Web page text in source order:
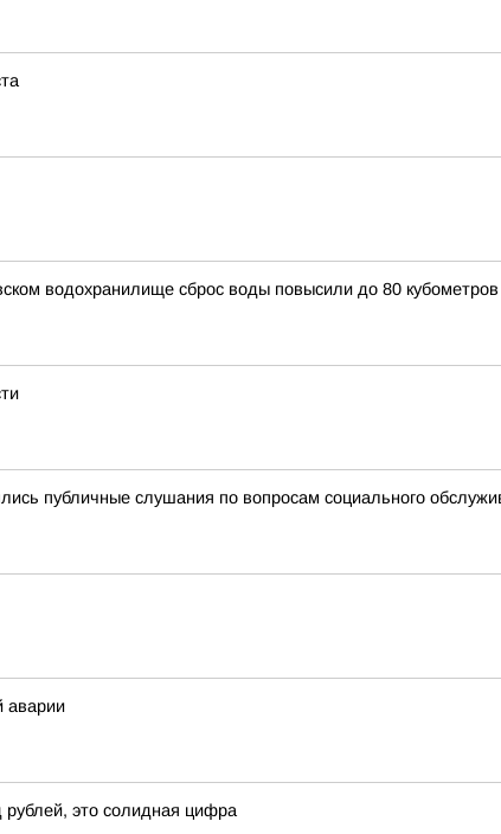
водохранилище сброс воды повысили до 80 кубометров
публичные слушания по вопросам социального
аварии
это солидная цифра